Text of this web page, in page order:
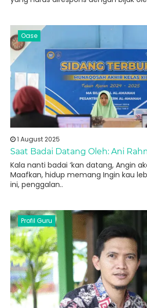
Oase
1 August 2025
Saat Badai Datang Oleh: Ani
Kala nanti badai ‘kan datang, Angin
Maafkan, hidup memang Ingin kau
ini, penggalan..
Profil Guru